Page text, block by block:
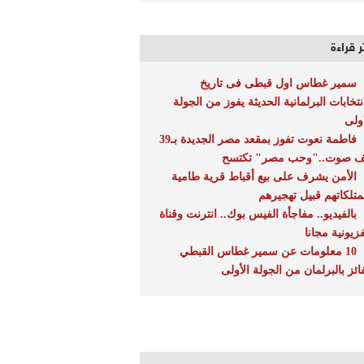
قراءة
سمير غطاس اول قبطى فى تاريخ
البرلمانية الحديثة يفوز من الجولة
فاطمة نعوت تفوز بمقعد مصر الجديدة بـ39
صوت.."وحب مصر" تكتسح
الأمن يشرف على بيع أقباط قرية طامية
قبيل تهجيرهم
بالفيديو.. مفاجأة الفيس بوك.. انترنت وقناة
مجانا
10 معلومات عن سمير غطاس القبطي
بالبرلمان من الجولة الأولى